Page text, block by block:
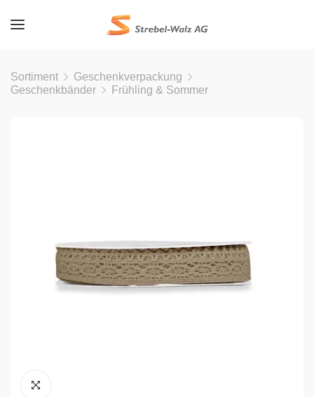
Sortiment
Geschenkverpackung
Geschenkbänder
Frühling & Sommer